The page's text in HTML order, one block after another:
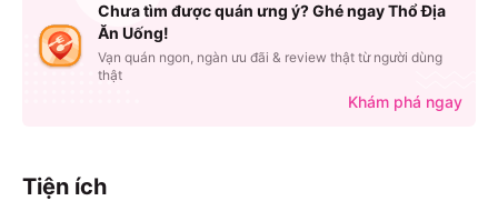
Tiện ích
Chưa tìm được quán ưng ý? Ghé ngay Thổ Địa
Ăn Uống!
Vạn quán ngon, ngàn ưu đãi & review thật từ người dùng
thật
Khám phá ngay